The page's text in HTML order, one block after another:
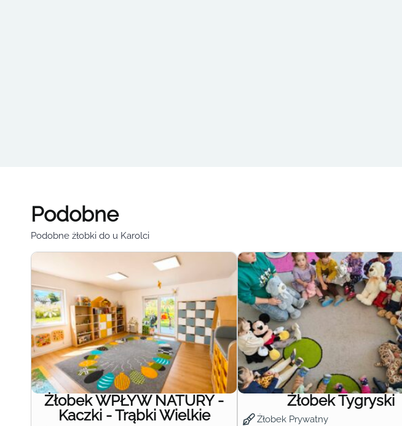
Podobne
Podobne żłobki do u Karolci
Żłobek WPŁYW NATURY -
Kaczki - Trąbki Wielkie
Żłobek Tygryski
Żłobek Prywatny